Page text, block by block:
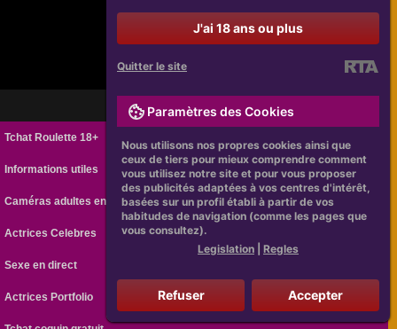
Tchat Roulette 18+
Informations utiles
Caméras adultes en ligne
Actrices Celebres
Sexe en direct
Actrices Portfolio
J'ai 18 ans ou plus
Quitter le site
Paramètres des Cookies
Nous utilisons nos propres cookies ainsi que
ceux de tiers pour mieux comprendre comment
vous utilisez notre site et pour vous proposer
des publicités adaptées à vos centres d'intérêt,
basées sur un profil établi à partir de vos
habitudes de navigation (comme les pages que
vous consultez).
Legislation
Regles
Refuser Accepter